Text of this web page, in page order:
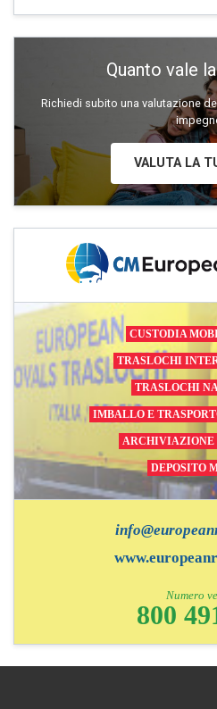
Quanto vale
Richiedi subito una valutazione
VALUTA LA
CUSTODIA
TRASLOCHI
TRASLOCHI
IMBALLO E
ARCHIVIAZIONE
DEPOSITO
Numero
800